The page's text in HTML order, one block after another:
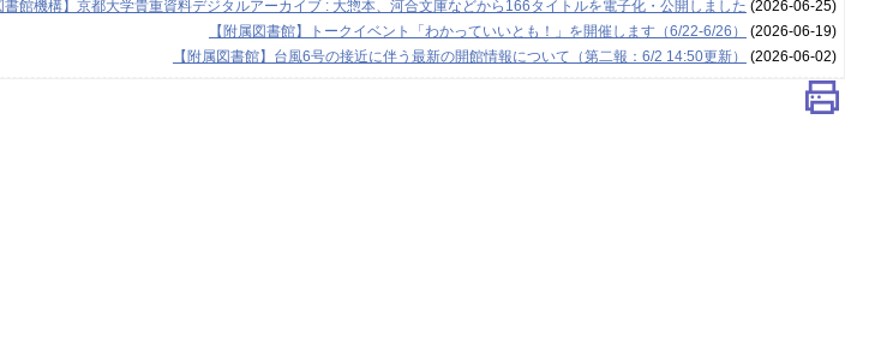
書館機構】京都大学貴重資料デジタルアーカイブ : 大惣本、河合文庫などから166タイトルを電子化・公開しました (2026-06-25)
【附属図書館】トークイベント「わかっていいとも！」を開催します（6/22-6/26）
(2026-06-19)
【附属図書館】台風6号の接近に伴う最新の開館情報について（第二報：6/2 14:50更新）
(2026-06-02)